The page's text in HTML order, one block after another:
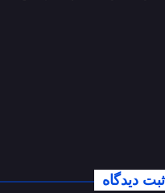
ثبت دیدگاه